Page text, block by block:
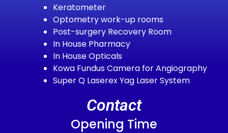
Keratometer
Optometry work-up rooms
Post-surgery Recovery Room
In House Pharmacy
In House Opticals
Kowa Fundus Camera for Angiography
Super Q Laserex Yag Laser System
Contact
Opening Time